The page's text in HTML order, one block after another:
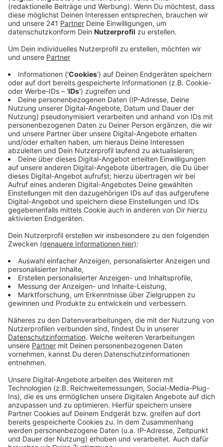
„Es ist ein Schlag ins Gesicht für alle Praxen und
Impfzentren.“ So kommentiert der Hausärzteverband
Nordrhein die Pläne der Politik, dass bald auch
wirft der Politik ein Komplettversagen vor.
Anstatt Probleme zu lösen, schaffe die Politik mit
Schnellschüssen täglich neue - so der
Hausärzteverband. Es fehle nicht an Impfstandorten,
sondern an Impfstofflieferungen, sagt der Verband.
Anzeige
Impftermine müssen abgesagt werden
Anzeige
Außerdem sei eine Impfung mehr, als nur eine Spritze
gegenüber dem Patienten. Aktuell kommen nicht die
bestellten Mengen an Impfstoff in den Praxen an -
viele Impftermine müssen abgesagt oder verschoben
werden. Ziel müsse jetzt sein, dass die Praxen
sie den Großteil aller Impfungen spritzen.
Anzeige
Anzeige